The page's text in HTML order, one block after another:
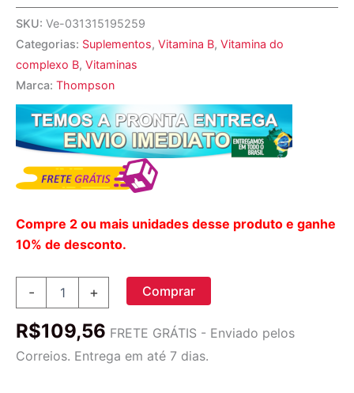
SKU: Ve-031315195259
Categorias: Suplementos, Vitamina B, Vitamina do
complexo B, Vitaminas
Marca: Thompson
Compre 2 ou mais unidades desse produto e ganhe
10% de desconto.
-
Farelo
Arroz
+ Comprar
R$109,56 FRETE GRÁTIS - Enviado pelos
Correios. Entrega em até 7 dias.